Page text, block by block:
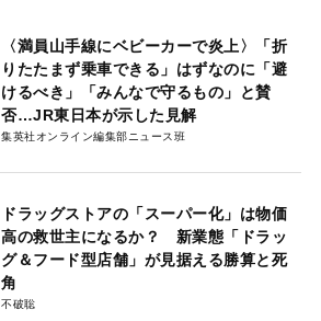
〈満員山手線にベビーカーで炎上〉「折
りたたまず乗車できる」はずなのに「避
けるべき」「みんなで守るもの」と賛
否…JR東日本が示した見解
集英社オンライン編集部ニュース班
ドラッグストアの「スーパー化」は物価
高の救世主になるか？ 新業態「ドラッ
グ＆フード型店舗」が見据える勝算と死
角
不破聡